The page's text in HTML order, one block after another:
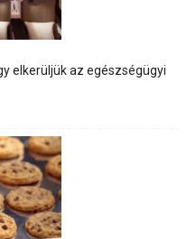
elkerüljük az egészségügyi